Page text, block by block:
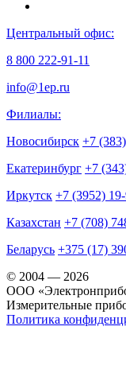
Центральный офис:
8 800 222-91-11
info@1ep.ru
Филиалы:
Новосибирск +7
Екатеринбург +7
Иркутск +7 (3952)
Казахстан +7 (708)
Беларусь +375 (17)
© 2004 — 2026
OOO
Измерительные
Политика